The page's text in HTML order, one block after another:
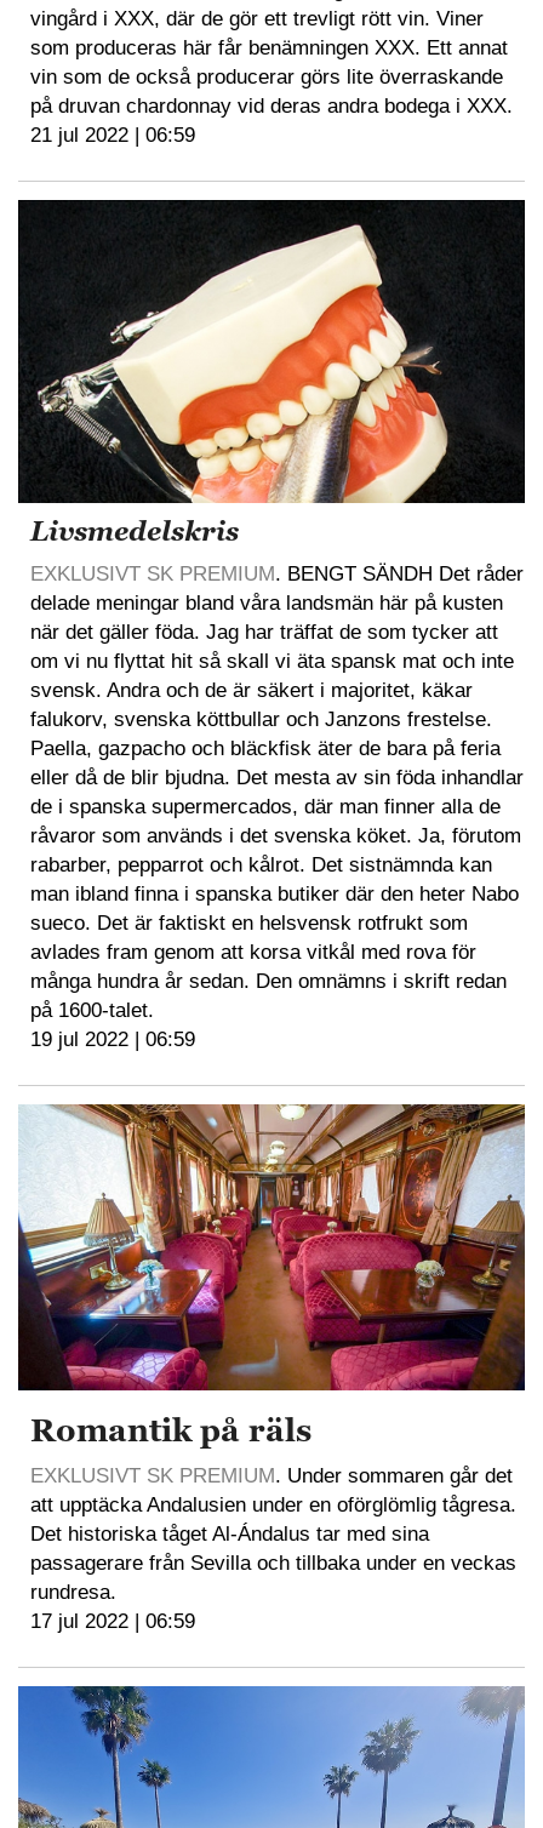
vingård i XXX, där de gör ett trevligt rött vin. Viner
som produceras här får benämningen XXX. Ett annat
vin som de också producerar görs lite överraskande
på druvan chardonnay vid deras andra bodega i XXX.
21 jul 2022 | 06:59
Livsmedelskris
EXKLUSIVT SK PREMIUM. BENGT SÄNDH Det råder
delade meningar bland våra landsmän här på kusten
när det gäller föda. Jag har träffat de som tycker att
om vi nu flyttat hit så skall vi äta spansk mat och inte
svensk. Andra och de är säkert i majoritet, käkar
falukorv, svenska köttbullar och Janzons frestelse.
Paella, gazpacho och bläckfisk äter de bara på feria
eller då de blir bjudna. Det mesta av sin föda inhandlar
de i spanska supermercados, där man finner alla de
råvaror som används i det svenska köket. Ja, förutom
rabarber, pepparrot och kålrot. Det sistnämnda kan
man ibland finna i spanska butiker där den heter Nabo
sueco. Det är faktiskt en helsvensk rotfrukt som
avlades fram genom att korsa vitkål med rova för
många hundra år sedan. Den omnämns i skrift redan
på 1600-talet.
19 jul 2022 | 06:59
Romantik på räls
EXKLUSIVT SK PREMIUM. Under sommaren går det
att upptäcka Andalusien under en oförglömlig tågresa.
Det historiska tåget Al-Ándalus tar med sina
passagerare från Sevilla och tillbaka under en veckas
rundresa.
17 jul 2022 | 06:59